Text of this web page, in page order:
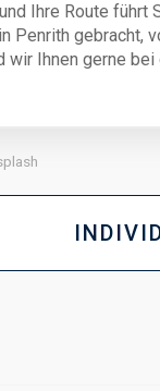
Ihre Route
Penrith gebracht,
Ihnen gerne